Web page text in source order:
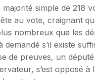
simple de 218
au vote, craignant
nombreux que les
s’il existe
de preuves, un
s’est opposé à